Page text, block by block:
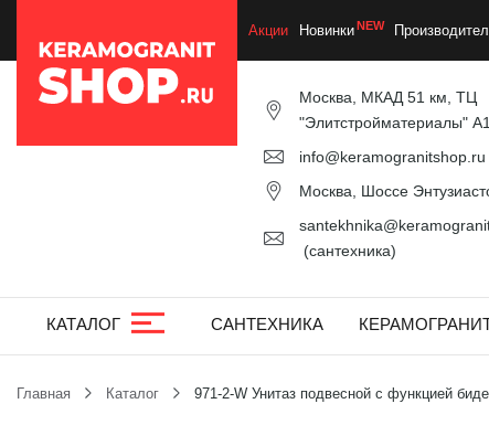
Акции Новинки
Москва, МКАД 51 км, ТЦ
"Элитстройматериалы"
info@keramogranitshop.ru
Москва, Шоссе
(сантехника)
КАТАЛОГ САНТЕХНИКА
Главная Каталог 971-2-W Унитаз подвесной с функцией